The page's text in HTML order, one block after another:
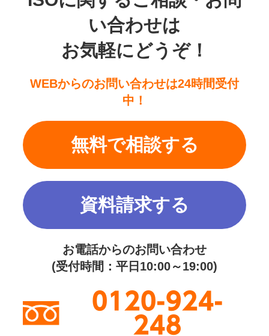
い合わせは
お気軽にどうぞ！
WEBからのお問い合わせは24時間受付
中！
無料で相談する
資料請求する
お電話からのお問い合わせ
(受付時間：平日10:00～19:00)
0120-924-
248